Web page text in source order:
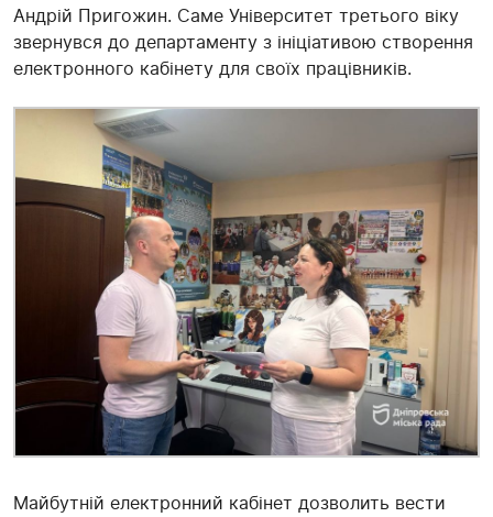
Андрій Пригожин. Саме Університет третього віку
звернувся до департаменту з ініціативою створення
електронного кабінету для своїх працівників.
Майбутній електронний кабінет дозволить вести